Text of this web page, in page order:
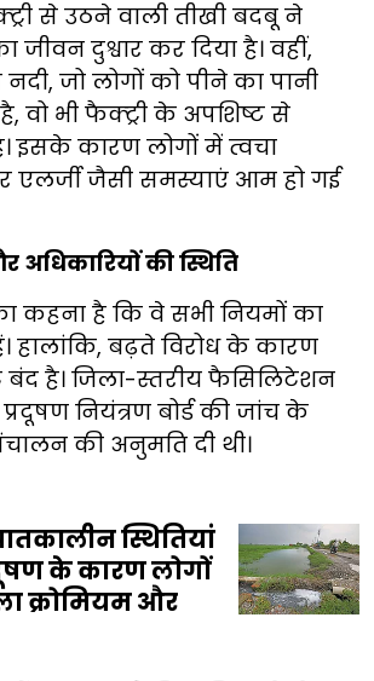
से उठने वाली तीखी बदबू ने
जीवन दुश्वार कर दिया है। वहीं,
जो लोगों को पीने का पानी
वो भी फैक्ट्री के अपशिष्ट से
है। इसके कारण लोगों में त्वचा
एलर्जी जैसी समस्याएं आम हो गई
अधिकारियों की स्थिति
कहना है कि वे सभी नियमों का
हालांकि, बढ़ते विरोध के कारण
है। जिला-स्तरीय फैसिलिटेशन
नियंत्रण बोर्ड की जांच के
की अनुमति दी थी।
स्थितियां
के कारण लोगों
क्रोमियम और